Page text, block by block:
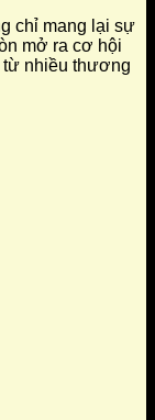
chỉ mang lại sự
mở ra cơ hội
từ nhiều thương